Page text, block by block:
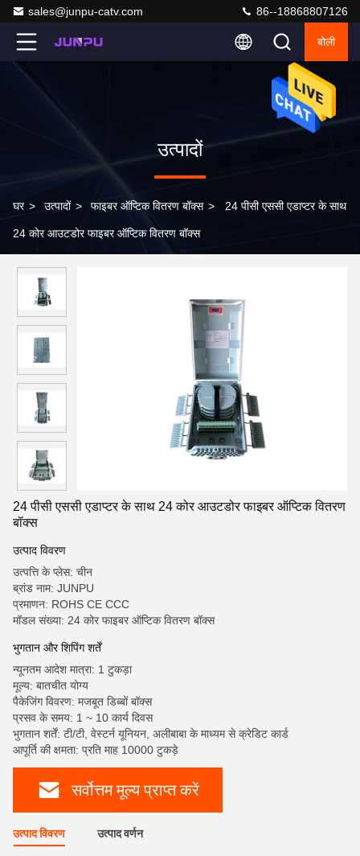
sales@junpu-catv.com 86--18868807126
बोली
उत्पादों
घर > उत्पादों > फाइबर ऑप्टिक वितरण बॉक्स > 24 पीसी एससी एडाप्टर के साथ
24 कोर आउटडोर फाइबर ऑप्टिक वितरण बॉक्स
24 पीसी एससी एडाप्टर के साथ 24 कोर आउटडोर फाइबर ऑप्टिक वितरण
बॉक्स
उत्पाद विवरण
उत्पत्ति के प्लेस: चीन
ब्रांड नाम: JUNPU
प्रमाणन: ROHS CE CCC
मॉडल संख्या: 24 कोर फाइबर ऑप्टिक वितरण बॉक्स
भुगतान और शिपिंग शर्तें
न्यूनतम आदेश मात्रा: 1 टुकड़ा
मूल्य: बातचीत योग्य
पैकेजिंग विवरण: मजबूत डिब्बों बॉक्स
प्रसव के समय: 1 ~ 10 कार्य दिवस
भुगतान शर्तें: टी/टी, वेस्टर्न यूनियन, अलीबाबा के माध्यम से क्रेडिट कार्ड
आपूर्ति की क्षमता: प्रति माह 10000 टुकड़े
सर्वोत्तम मूल्य प्राप्त करें
उत्पाद विवरण उत्पाद वर्णन